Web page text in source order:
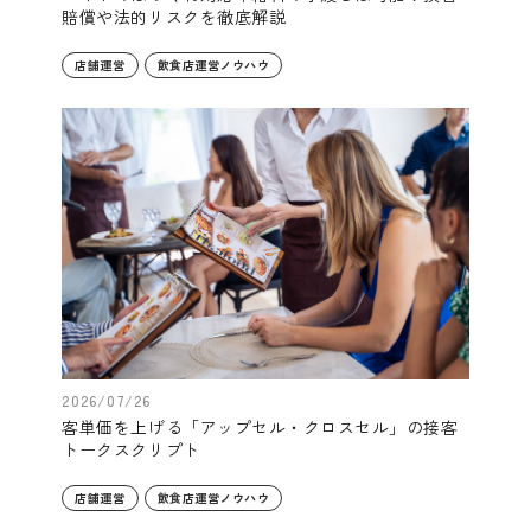
賠償や法的リスクを徹底解説
店舗運営 飲食店運営ノウハウ
2026/07/26
客単価を上げる「アップセル・クロスセル」の接客
トークスクリプト
店舗運営 飲食店運営ノウハウ